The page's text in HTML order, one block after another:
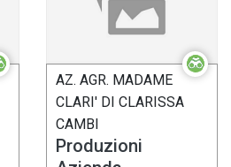
AZ. AGR. MADAME
CLARI' DI CLARISSA
CAMBI
Produzioni